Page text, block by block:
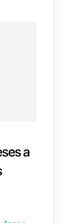
padrão
tempo. É
às